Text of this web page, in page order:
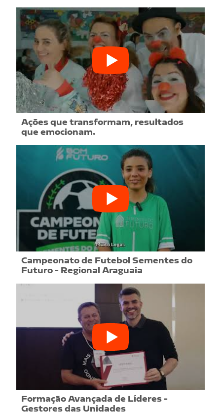
Ações que transformam, resultados
que emocionam.
Campeonato de Futebol Sementes do
Futuro - Regional Araguaia
Formação Avançada de Líderes -
Gestores das Unidades